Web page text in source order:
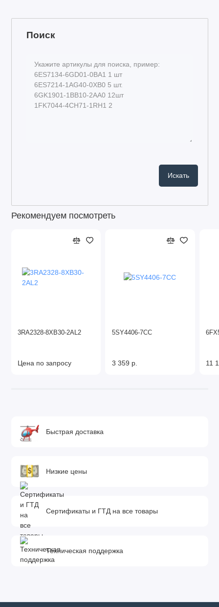
Поиск
Рекомендуем посмотреть
3RA2328-8XB30-2AL2
Цена по запросу
5SY4406-7CC
3 359 р. 11
Быстрая доставка
Низкие цены
Сертификаты и ГТД на все товары
Техническая поддержка